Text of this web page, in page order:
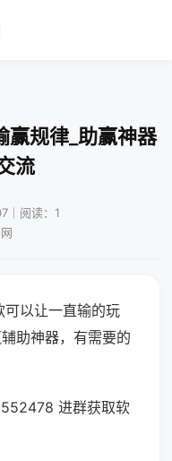
赢规律_助赢神器
流
｜阅读：1
以让一直输的玩
助神器，有需要的
进群获取软